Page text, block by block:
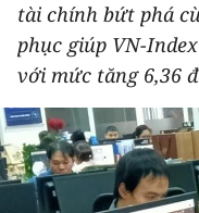
THẾ GIỚI
THỂ THAO
GIÁO DỤC
Y TẾ
tài chính bứt phá
phục giúp VN-
với mức tăng 6,36